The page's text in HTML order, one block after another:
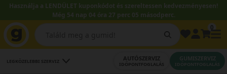
Használja a LENDÜLET kuponkódot és szereltessen kedvezményesen!
Még 54 nap 04 óra 27 perc 04 másodperc.
LEGKÖZELEBBI SZERVIZ AUTÓSZERVIZ
IDŐPONTFOGLALÁS
GUMISZERVIZ
IDŐPONTFOGLALÁS